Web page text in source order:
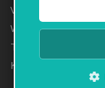
Volné pozice
Whistleblowing
Tiskové zprávy
Kontakt